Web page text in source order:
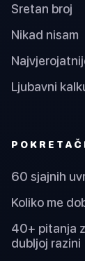
Sretan broj
Nikad nisam
Ljubavni
60 sjajnih
Koliko me
40+ pitanja
dubljoj razini